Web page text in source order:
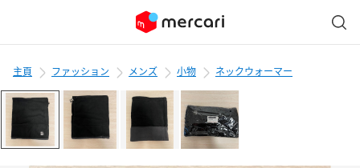
主頁 ファッション メンズ 小物 ネックウォーマー